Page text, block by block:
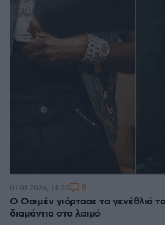
Ο Οσιμέν γιόρτασε τα γενέθλιά
διαμάντια στο λαιμό
01.01.2026, 14:00 8